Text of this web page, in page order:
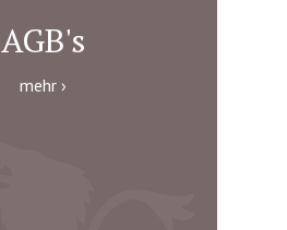
AGB's
mehr